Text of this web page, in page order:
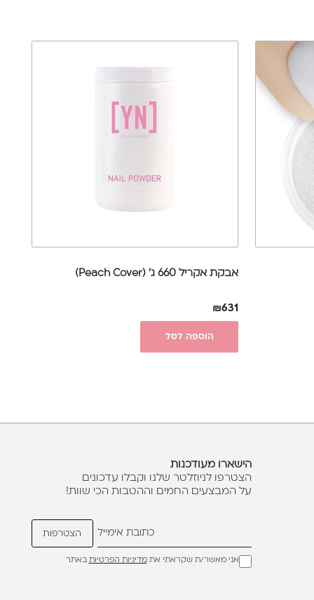
אבקת אקריל 660 ג' (Peach Cover)
₪631
הוספה לסל
הישארו מעודכנות
הצטרפו לניוזלטר שלנו וקבלו עדכונים
על המבצעים החמים וההטבות הכי שוות!
אני מאשר/ת שקראתי אתמדיניות הפרטיותבאתר